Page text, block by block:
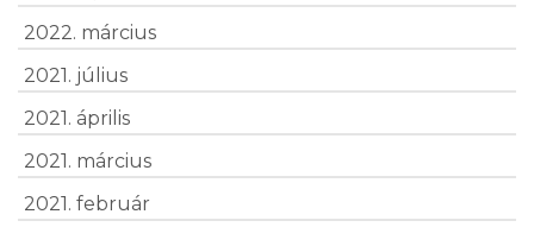
2022. március
2021. július
2021. április
2021. március
2021. február